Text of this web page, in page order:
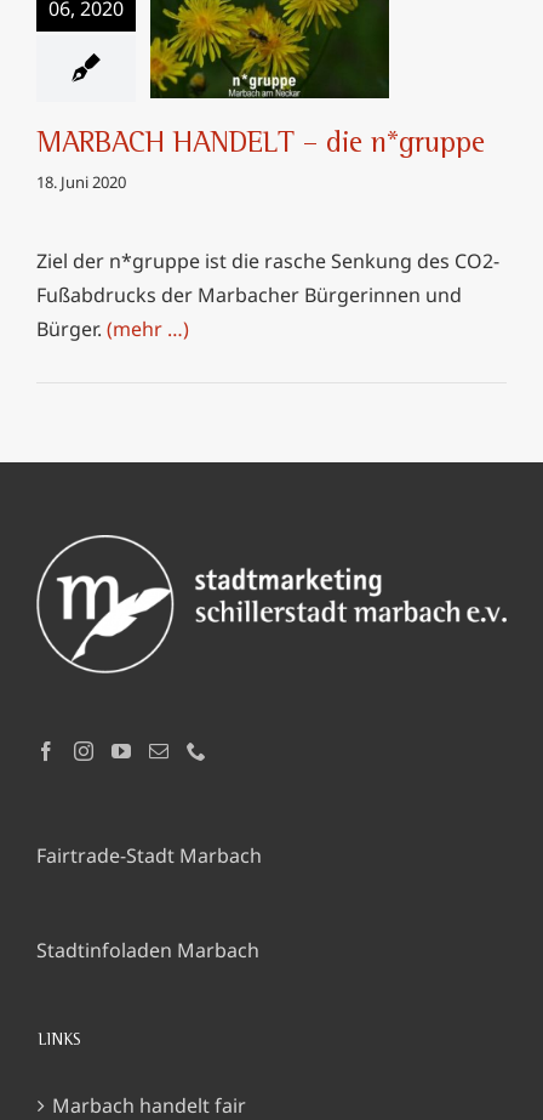
06, 2020
MARBACH
HANDELT – die
n*gruppe
MARBACH HANDELT – die n*gruppe
18. Juni 2020
Ziel der n*gruppe ist die rasche Senkung des CO2-
Fußabdrucks der Marbacher Bürgerinnen und
Bürger. (mehr …)
Fairtrade-Stadt Marbach
Stadtinfoladen Marbach
LINKS
Marbach handelt fair